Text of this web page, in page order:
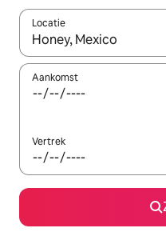
Locatie
Wanneer er suggesties
Aankomst
Vertrek